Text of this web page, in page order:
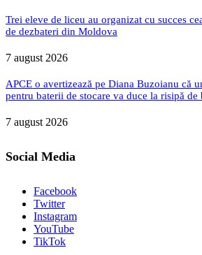
Trei eleve de liceu au organizat cu succes
de dezbateri din Moldova
7 august 2026
APCE o avertizează pe Diana Buzoianu că
pentru baterii de stocare va duce la risipă
7 august 2026
Social Media
Facebook
Twitter
Instagram
YouTube
TikTok